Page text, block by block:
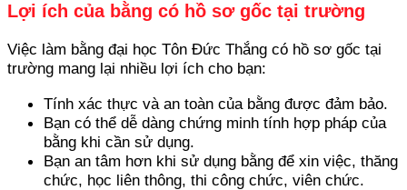
Lợi ích của bằng có hồ sơ gốc tại trường
Việc làm bằng đại học Tôn Đức Thắng có hồ sơ gốc tại
trường mang lại nhiều lợi ích cho bạn:
Tính xác thực và an toàn của bằng được đảm bảo.
Bạn có thể dễ dàng chứng minh tính hợp pháp của
bằng khi cần sử dụng.
Bạn an tâm hơn khi sử dụng bằng để xin việc, thăng
chức, học liên thông, thi công chức, viên chức.